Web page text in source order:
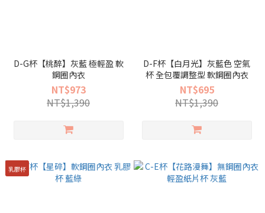
D-G杯【桃醉】灰藍 極輕盈 軟
鋼圈內衣
NT$973
NT$1,390
D-F杯【白月光】灰藍色 空氣
杯 全包覆調整型 軟鋼圈內衣
NT$695
NT$1,390
乳膠杯